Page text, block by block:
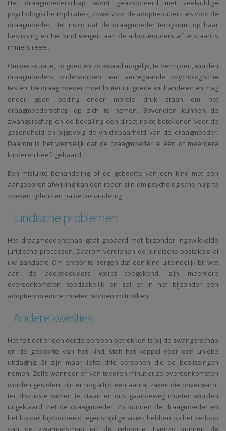
Het draagmoederschap wordt geassocieerd met veelvuldige
psychologische implicaties, zowel voor de adoptieouders als voor de
draagmoeder. Het risico dat de draagmoeder terugkomt op haar
beslissing en het kind weigert aan de adoptieouders af te staan is
immers reëel.
Om die situatie, zo goed en zo kwaad mogelijk, te vermijden, worden
draagmoeders onderworpen aan verregaande psychologische
testen. De draagmoeder moet louter uit goede wil handelen en mag
onder geen beding onder morele druk staan om het
draagmoederschap op zich te nemen. Bovendien kunnen de
zwangerschap en de bevalling een direct risico betekenen voor de
gezondheid en bijgevolg de vruchtbaarheid van de draagmoeder.
Daarom is het wenselijk dat de draagmoeder al één of meerdere
kinderen heeft gebaard.
Een mislukte behandeling of de geboorte van een kind met een
aangeboren afwijking kan een reden zijn om psychologische hulp te
zoeken tijdens en na de behandeling.
Juridische problemen
Het draagmoederschap gaat gepaard met bijzonder ingewikkelde
juridische processen. Daarom verdienen de juridische obstakels al
uw aandacht. Om ervoor te zorgen dat een kind uiteindelijk bij wet
aan de adoptieouders wordt toegekend, zijn meerdere
overeenkomsten noodzakelijk en zal er in het bijzonder een
adoptieprocedure moeten worden voltrokken.
Andere kwesties
Het feit dat er een derde persoon betrokken is bij de zwangerschap
en de geboorte van het kind, stelt het koppel voor een unieke
uitdaging. Er zijn maar liefst drie personen die de beslissingen
nemen. Zelfs wanneer er van tevoren minutieuze overeenkomsten
worden gesloten, zijn er nog altijd een aantal zaken die onverwacht
ter discussie komen te staan en dus gaandeweg moeten worden
uitgeklaard met de draagmoeder. Zo kunnen de draagmoeder en
het koppel bijvoorbeeld tegenstrijdige visies hebben op het verloop
van de zwangerschap en de geboorte. Evenzo kunnen de